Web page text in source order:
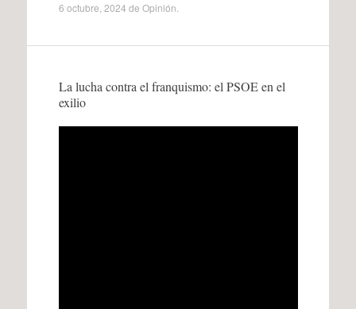
6 octubre, 2024 de Opinión
La lucha contra el franquismo: el PSOE en el
exilio